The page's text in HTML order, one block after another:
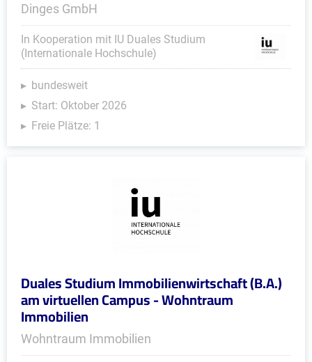
Dinges GmbH
In Kooperation mit IU Duales Studium
(Internationale Hochschule)
bundesweit
Start: Oktober 2026
Freie Plätze: 1
Duales Studium Immobilienwirtschaft (B.A.)
am virtuellen Campus - Wohntraum
Immobilien
Wohntraum Immobilien